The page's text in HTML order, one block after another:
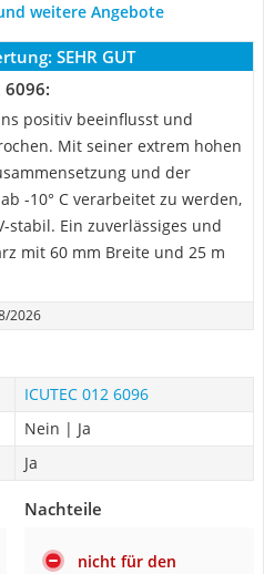
weitere Angebote
SEHR GUT
6096:
positiv beeinflusst und
Mit seiner extrem hohen
und der
-10° C verarbeitet zu werden,
stabil. Ein zuverlässiges und
mit 60 mm Breite und 25 m
2026
ICUTEC 012 6096
Nein | Ja
Ja
Nachteile
nicht für den